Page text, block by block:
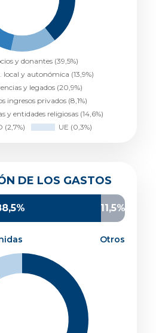
DE LOS GASTOS
11,5%
Otros
los gastos
82,5%
3,6%